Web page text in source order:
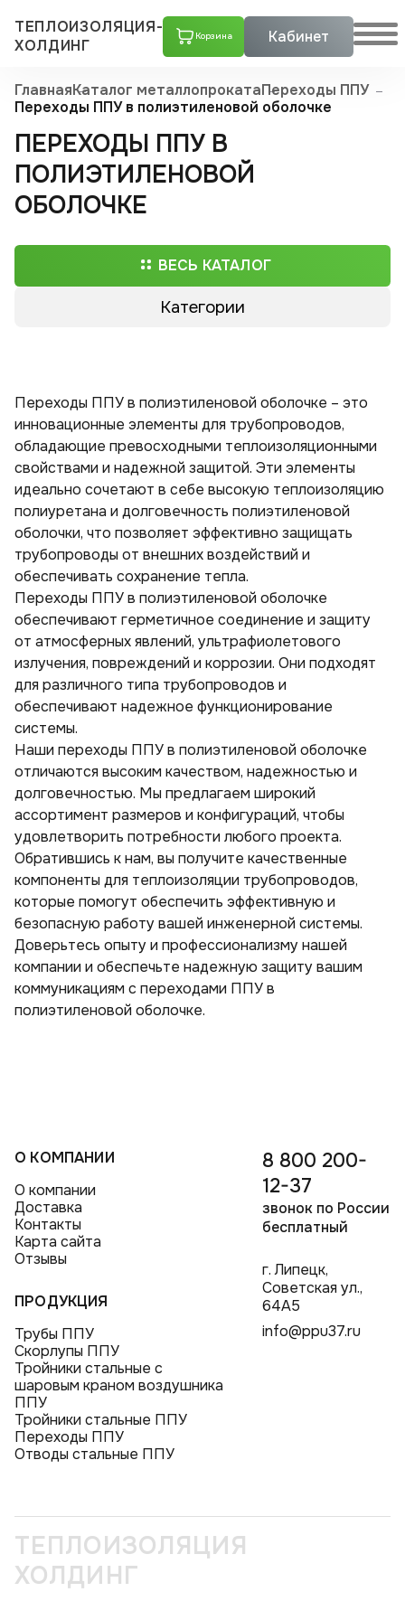
ТЕПЛОИЗОЛЯЦИЯ-
ХОЛДИНГ
Корзина Кабинет
ГлавнаяКаталог металлопрокатаПереходы ППУ
Переходы ППУ в полиэтиленовой оболочке
ПЕРЕХОДЫ ППУ В
ПОЛИЭТИЛЕНОВОЙ
ОБОЛОЧКЕ
ВЕСЬ КАТАЛОГ
Категории
Тройники стальные с шаровым краном воздушника ППУ
Тройники стальные ППУ
Переходы ППУ
Отводы стальные ППУ
Переходы ППУ в полиэтиленовой оболочке – это
инновационные элементы для трубопроводов,
обладающие превосходными теплоизоляционными
свойствами и надежной защитой. Эти элементы
идеально сочетают в себе высокую теплоизоляцию
полиуретана и долговечность полиэтиленовой
оболочки, что позволяет эффективно защищать
трубопроводы от внешних воздействий и
обеспечивать сохранение тепла.
Переходы ППУ в полиэтиленовой оболочке
обеспечивают герметичное соединение и защиту
от атмосферных явлений, ультрафиолетового
излучения, повреждений и коррозии. Они подходят
для различного типа трубопроводов и
обеспечивают надежное функционирование
системы.
Наши переходы ППУ в полиэтиленовой оболочке
отличаются высоким качеством, надежностью и
долговечностью. Мы предлагаем широкий
ассортимент размеров и конфигураций, чтобы
удовлетворить потребности любого проекта.
Обратившись к нам, вы получите качественные
компоненты для теплоизоляции трубопроводов,
которые помогут обеспечить эффективную и
безопасную работу вашей инженерной системы.
Доверьтесь опыту и профессионализму нашей
компании и обеспечьте надежную защиту вашим
коммуникациям с переходами ППУ в
полиэтиленовой оболочке.
О КОМПАНИИ
О компании
Доставка
Контакты
Карта сайта
Отзывы
ПРОДУКЦИЯ
Трубы ППУ
Скорлупы ППУ
Тройники стальные с
шаровым краном воздушника
ППУ
Тройники стальные ППУ
Переходы ППУ
Отводы стальные ППУ
8 800 200-
12-37
звонок по России
бесплатный
г. Липецк,
Советская ул.,
64А5
info@ppu37.ru
ТЕПЛОИЗОЛЯЦИЯ
ХОЛДИНГ